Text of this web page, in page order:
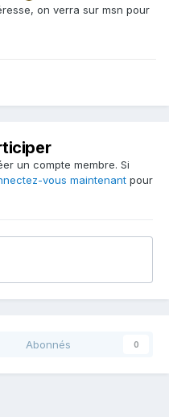
on verra sur msn pour
un compte membre. Si
vous maintenant pour
Abonnés 0